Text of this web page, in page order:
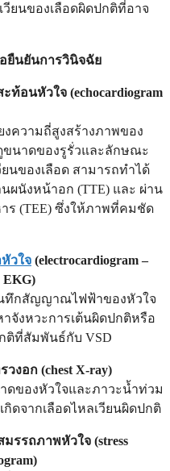
ยนของเลือดผิดปกติที่อาจ
ยืนยันการวินิจฉัย
ท้อนหัวใจ (echocardiogram
งความถี่สูงสร้างภาพของ
ขนาดของรูรั่วและลักษณะ
ยนของเลือด สามารถทำได้
ผนังหน้าอก (TTE) และ ผ่าน
ร (TEE) ซึ่งให้ภาพที่คมชัด
วใจ (electrocardiogram –
EKG)
ทึกสัญญาณไฟฟ้าของหัวใจ
าจังหวะการเต้นผิดปกติหรือ
ติที่สัมพันธ์กับ VSD
วงอก (chest X-ray)
ดของหัวใจและภาวะน้ำท่วม
กิดจากเลือดไหลเวียนผิดปกติ
มรรถภาพหัวใจ (stress